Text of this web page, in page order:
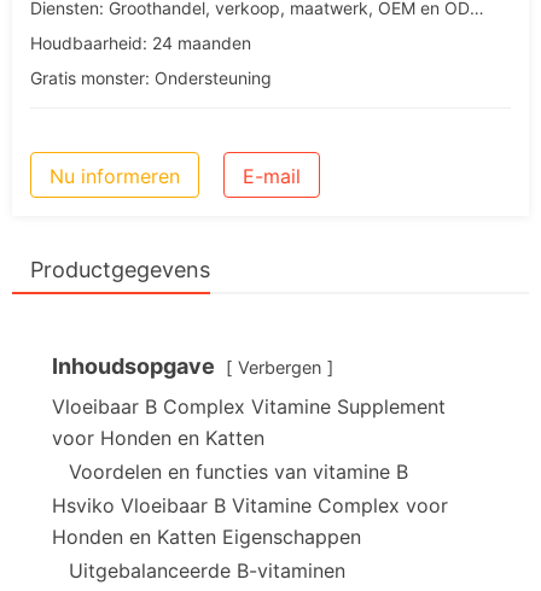
Diensten: Groothandel, verkoop, maatwerk, OEM en ODM diensten
Houdbaarheid: 24 maanden
Gratis monster: Ondersteuning
Nu informeren E-mail
Productgegevens
Inhoudsopgave Verbergen
Vloeibaar B Complex Vitamine Supplement
voor Honden en Katten
Voordelen en functies van vitamine B
Hsviko Vloeibaar B Vitamine Complex voor
Honden en Katten Eigenschappen
Uitgebalanceerde B-vitaminen